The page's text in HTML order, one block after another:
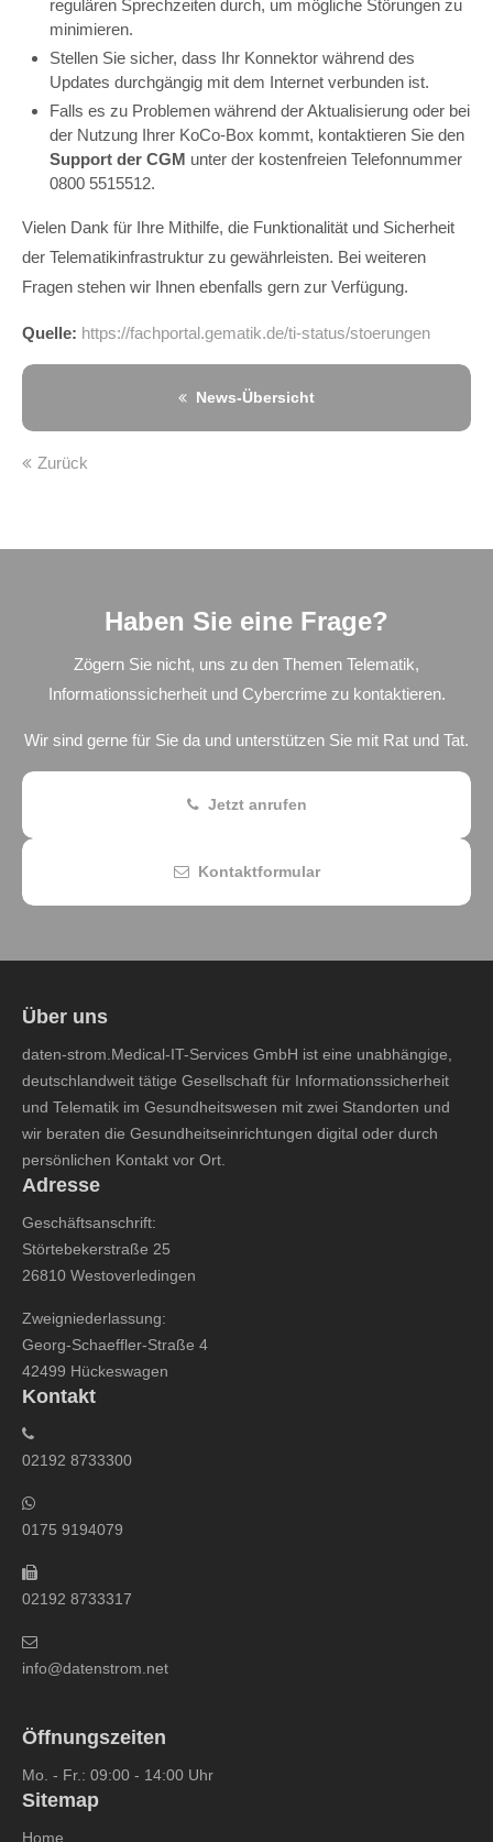
regulären Sprechzeiten durch, um mögliche Störungen zu
minimieren.
Stellen Sie sicher, dass Ihr Konnektor während des
Updates durchgängig mit dem Internet verbunden ist.
Falls es zu Problemen während der Aktualisierung oder bei
der Nutzung Ihrer KoCo-Box kommt, kontaktieren Sie den
Support der CGM unter der kostenfreien Telefonnummer
0800 5515512.
Vielen Dank für Ihre Mithilfe, die Funktionalität und Sicherheit
der Telematikinfrastruktur zu gewährleisten. Bei weiteren
Fragen stehen wir Ihnen ebenfalls gern zur Verfügung.
Quelle: https://fachportal.gematik.de/ti-status/stoerungen
News-Übersicht
Zurück
Haben Sie eine Frage?
Zögern Sie nicht, uns zu den Themen Telematik,
Informationssicherheit und Cybercrime zu kontaktieren.
Wir sind gerne für Sie da und unterstützen Sie mit Rat und Tat.
Jetzt anrufen
Kontaktformular
Über uns
daten-strom.Medical-IT-Services GmbH ist eine unabhängige,
deutschlandweit tätige Gesellschaft für Informationssicherheit
und Telematik im Gesundheitswesen mit zwei Standorten und
wir beraten die Gesundheitseinrichtungen digital oder durch
persönlichen Kontakt vor Ort.
Adresse
Geschäftsanschrift:
Störtebekerstraße 25
26810 Westoverledingen
Zweigniederlassung:
Georg-Schaeffler-Straße 4
42499 Hückeswagen
Kontakt
02192 8733300
0175 9194079
02192 8733317
info@datenstrom.net
Öffnungszeiten
Mo. - Fr.: 09:00 - 14:00 Uhr
Sitemap
Home